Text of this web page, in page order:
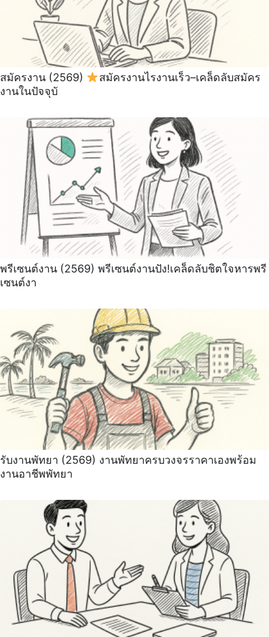
สมัครงาน (2569)
สมัครงานไรงานเร็ว–เคล็ดลับสมัคร
งานในปัจจุบั
พรีเซนต์งาน (2569) พรีเซนต์งานปัง!เคล็ดลับชิตใจหารพรี
เซนต์งา
รับงานพัทยา (2569) ️งานพัทยาครบวงจรราคาเองพร้อม
งานอาชีพพัทยา